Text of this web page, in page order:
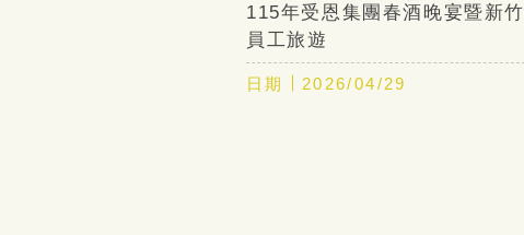
115年受恩集團春酒晚宴暨新竹
員工旅遊
日期 2026/04/29